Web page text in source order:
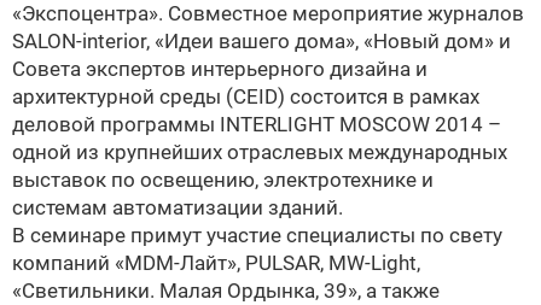
«Экспоцентра». Совместное мероприятие журналов
SALON-interior, «Идеи вашего дома», «Новый дом» и
Совета экспертов интерьерного дизайна и
архитектурной среды (CEID) состоится в рамках
деловой программы INTERLIGHT MOSCOW 2014 –
одной из крупнейших отраслевых международных
выставок по освещению, электротехнике и
системам автоматизации зданий.
В семинаре примут участие специалисты по свету
компаний «MDM-Лайт», PULSAR, MW-Light,
«Светильники. Малая Ордынка, 39», а также